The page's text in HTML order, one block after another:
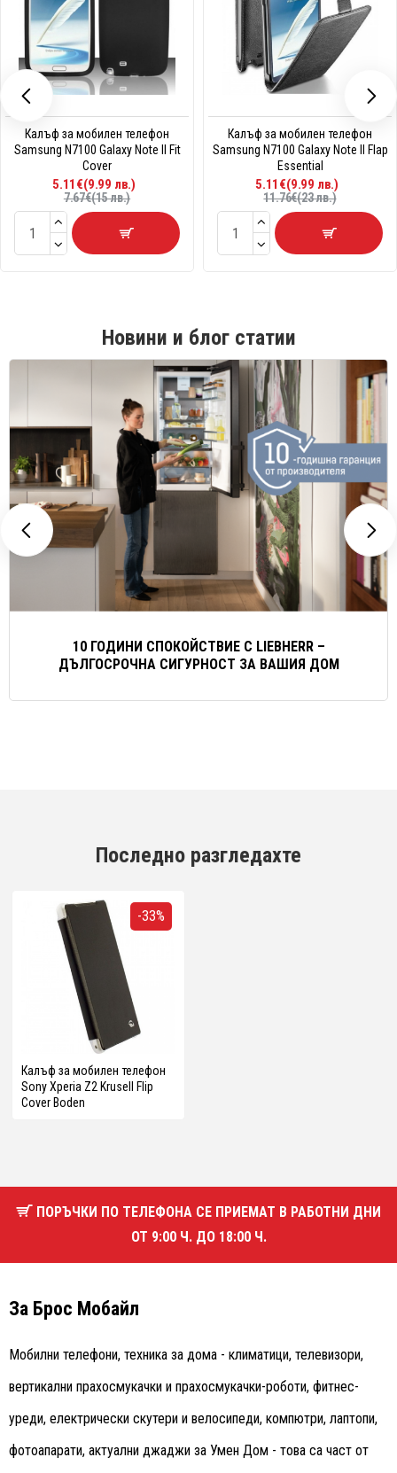
Калъф за мобилен телефон
Samsung N7100 Galaxy Note II Fit
Cover
5.11€(9.99 лв.)
7.67€(15 лв.)
Калъф за мобилен телефон
Samsung N7100 Galaxy Note II Flap
Essential
5.11€(9.99 лв.)
11.76€(23 лв.)
Новини и блог статии
10 ГОДИНИ СПОКОЙСТВИЕ С LIEBHERR –
ДЪЛГОСРОЧНА СИГУРНОСТ ЗА ВАШИЯ ДОМ
Последно разгледахте
-33%
Калъф за мобилен телефон
Sony Xperia Z2 Krusell Flip
Cover Boden
ПОРЪЧКИ ПО ТЕЛЕФОНА СЕ ПРИЕМАТ В РАБОТНИ ДНИ
ОТ 9:00 Ч. ДО 18:00 Ч.
За Брос Мобайл
Мобилни телефони, техника за дома - климатици, телевизори,
вертикални прахосмукачки и прахосмукачки-роботи, фитнес-
уреди, електрически скутери и велосипеди, компютри, лаптопи,
фотоапарати, актуални джаджи за Умен Дом - това са част от